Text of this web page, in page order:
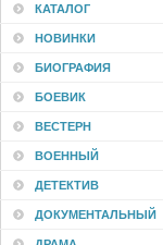
КАТАЛОГ
НОВИНКИ
БИОГРАФИЯ
БОЕВИК
ВЕСТЕРН
ВОЕННЫЙ
ДЕТЕКТИВ
ДОКУМЕНТАЛЬНЫЙ